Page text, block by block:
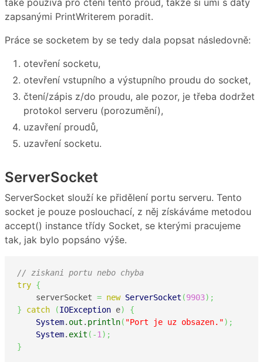
zapsanými PrintWriterem poradit.
Práce se socketem by se tedy dala popsat následovně:
otevření socketu,
otevření vstupního a výstupního proudu do socket,
čtení/zápis z/do proudu, ale pozor, je třeba dodržet
protokol serveru (porozumění),
uzavření proudů,
uzavření socketu.
ServerSocket
ServerSocket slouží ke přidělení portu serveru. Tento
socket je pouze poslouchací, z něj získáváme metodou
accept() instance třídy Socket, se kterými pracujeme
tak, jak bylo popsáno výše.
// ziskani portu nebo chyba
try {
    serverSocket
= new ServerSocket (9903) ;
}
catch (IOException e)
{
System. out . println( "Port je uz obsazen.") ;
System. exit ( -1 ) ;
}